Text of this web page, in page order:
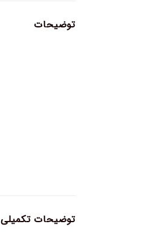
توضیحات
توضیحات تکمیلی